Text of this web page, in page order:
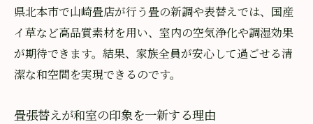
県北本市で山崎畳店が行う畳の新調や表替えでは、国産
イ草など高品質素材を用い、室内の空気浄化や調湿効果
が期待できます。結果、家族全員が安心して過ごせる清
潔な和空間を実現できるのです。
畳張替えが和室の印象を一新する理由